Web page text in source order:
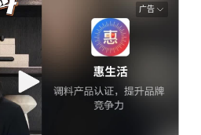
广告